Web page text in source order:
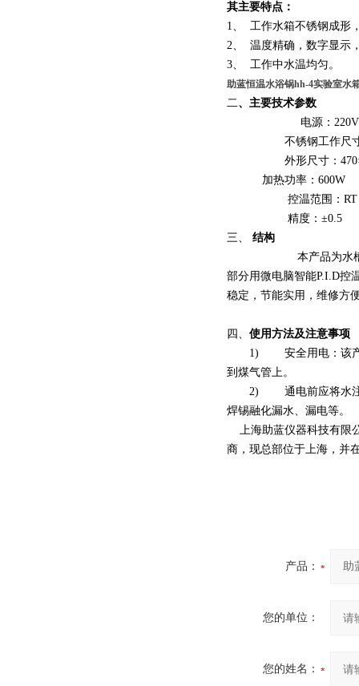
其主要特点：
1、 工作水箱不锈钢成形
2、 温度精确，数字显示
3、 工作中水温均匀。
助蓝恒温水浴锅hh-4实验室水
二、主要技术参数
电源：220V
不锈钢工作尺寸：
外形尺寸：
加热功率：600W
控温范围：RT＋
精度：±0.5
三、 结构
本产品为水槽式，水
部分用微电脑智能P.I.D控
稳定，节能实用，维修方
四、 使用方法及注意事项
1) 安全用电：该产品
到煤气管上。
2) 通电前应将水注入
焊锡融化漏水、漏电等。
上海助蓝仪器科技有限
商，现总部位于上海，并
产品：
您的单位：
您的姓名：